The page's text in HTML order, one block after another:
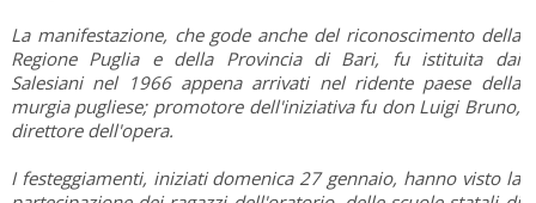
La manifestazione, che gode anche del riconoscimento della
Regione Puglia e della Provincia di Bari, fu istituita dai
Salesiani nel 1966 appena arrivati nel ridente paese della
murgia pugliese; promotore dell'iniziativa fu don Luigi Bruno,
direttore dell'opera.
I festeggiamenti, iniziati domenica 27 gennaio, hanno visto la